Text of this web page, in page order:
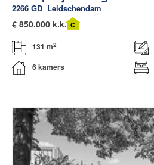
2266 GD Leidschendam
€ 850.000 k.k. C
131 m2
6 kamers